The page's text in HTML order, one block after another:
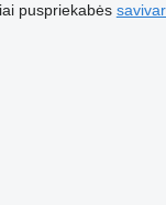
puspriekabės